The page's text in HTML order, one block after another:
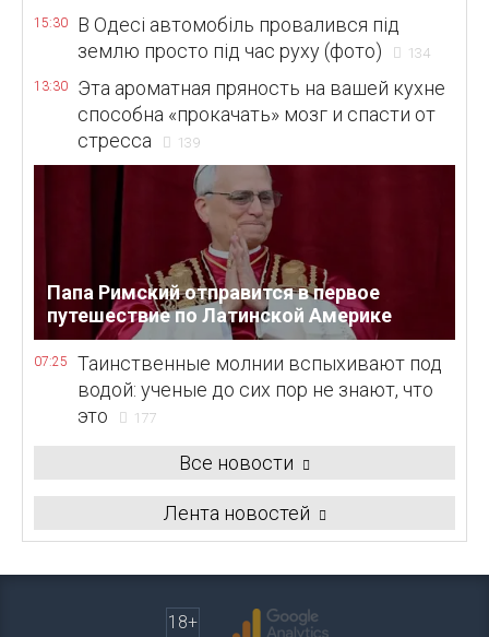
15:30
В Одесі автомобіль провалився під
землю просто під час руху (фото)
134
13:30
Эта ароматная пряность на вашей кухне
способна «прокачать» мозг и спасти от
стресса
139
Папа Римский отправится в первое
путешествие по Латинской Америке
07:25
Таинственные молнии вспыхивают под
водой: ученые до сих пор не знают, что
это
177
Все новости
Лента новостей
18+